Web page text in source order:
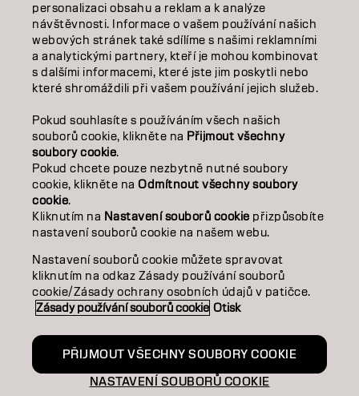
O NÁS
SALON FINDER
STAŇTE SE PARTNEREM
KONTAKTUJTE NÁS
KontaktZásady ochrany osobních údajů
Zásady používání souborů cookie
PřístupnostZávazek k udržitelnosti
CZ | CZECH
Goldwell je součástí
personalizaci obsahu a reklam a k analýze
návštěvnosti. Informace o vašem používání našich
webových stránek také sdílíme s našimi reklamními
a analytickými partnery, kteří je mohou kombinovat
s dalšími informacemi, které jste jim poskytli nebo
které shromáždili při vašem používání jejich služeb.
Pokud souhlasíte s používáním všech našich
souborů cookie, klikněte na Přijmout všechny
soubory cookie.
Pokud chcete pouze nezbytně nutné soubory
cookie, klikněte naOdmítnout všechny soubory
cookie.
Kliknutím na Nastavení souborů cookie přizpůsobíte
nastavení souborů cookie na našem webu.
Nastavení souborů cookie můžete spravovat
kliknutím na odkaz Zásady používání souborů
cookie/Zásady ochrany osobních údajů v patičce.
Zásady používání souborů cookie Otisk
NASTAVENÍ SOUBORŮ COOKIE
PŘIJMOUT VŠECHNY SOUBORY COOKIE